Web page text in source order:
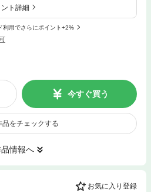
ト詳細
利用でさらにポイント+2%
今すぐ買う
品をチェックする
情報へ
お気に入り登録